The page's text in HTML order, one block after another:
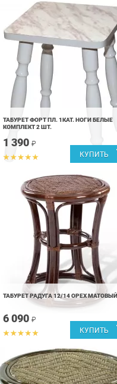
ТАБУРЕТ ФОРТ ПЛ. 1КАТ. НОГИ БЕЛЫЕ
КОМПЛЕКТ 2 ШТ.
1 390 ₽
ТАБУРЕТ РАДУГА 12/14 ОРЕХ МАТОВЫЙ
6 090 ₽